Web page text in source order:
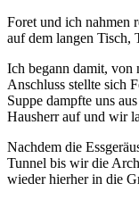
Foret und ich nahmen
auf dem langen Tisch,
Ich begann damit, von
Anschluss stellte sich
Suppe dampfte uns
Hausherr auf und wir
Nachdem die
Tunnel bis wir die
wieder hierher in die